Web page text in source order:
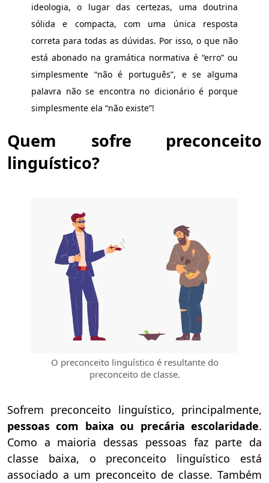
ideologia, o lugar das certezas, uma doutrina
sólida e compacta, com uma única resposta
correta para todas as dúvidas. Por isso, o que não
está abonado na gramática normativa é “erro” ou
simplesmente “não é português”, e se alguma
palavra não se encontra no dicionário é porque
simplesmente ela “não existe”!
Quem sofre preconceito
linguístico?
O preconceito linguístico é resultante do
preconceito de classe.
Sofrem preconceito linguístico, principalmente,
pessoas com baixa ou precária escolaridade.
Como a maioria dessas pessoas faz parte da
classe baixa, o preconceito linguístico está
associado a um preconceito de classe. Também